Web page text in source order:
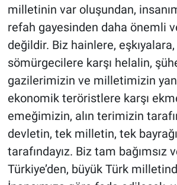
milletinin var oluşundan,
refah gayesinden daha önemli
değildir. Biz hainlere,
sömürgecilere karşı helalin,
gazilerimizin ve milletimizin
ekonomik teröristlere karşı
emeğimizin, alın terimizin
devletin, tek milletin, tek
tarafındayız. Biz tam bağımsız
Türkiye’den, büyük Türk